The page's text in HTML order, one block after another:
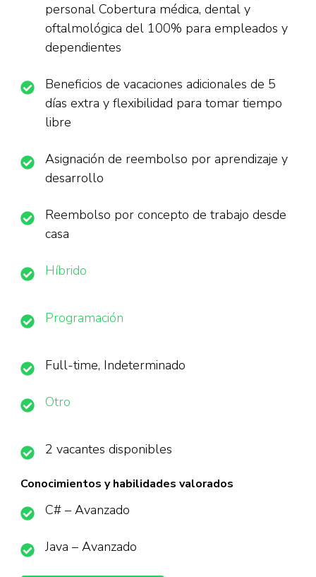
personal Cobertura médica, dental y
oftalmológica del 100% para empleados y
dependientes
Beneficios de vacaciones adicionales de 5
días extra y flexibilidad para tomar tiempo
libre
Asignación de reembolso por aprendizaje y
desarrollo
Reembolso por concepto de trabajo desde
casa
Híbrido
Programación
Full-time, Indeterminado
Otro
2 vacantes disponibles
Conocimientos y habilidades valorados
C# – Avanzado
Java – Avanzado